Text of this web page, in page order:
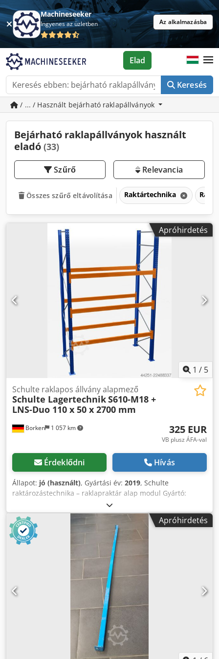
Machineseeker
Ingyenes az üzletben Az alkalmazásba
Keresés
Elad
/ ... / Használt bejárható raklapállványok
Bejárható raklapállványok használt
eladó (33)
Szűrő Relevancia
Összes szűrő eltávolítása Raktártechnika
Apróhirdetés
1 / 5
Borken 1 057 km
Schulte raklapos állvány alapmező
Schulte LagertechnikS610-M18 +
LNS-Duo 110 x 50 x 2700 mm
325 EUR
VB plusz ÁFA-val
Érdeklődni Hívás
Állapot: jó (használt), Gyártási év: 2019, Schulte
raktározástechnika – raklapraktár alap modul Gyártó:
Schulte raktározástechnika Raktár típusa: Alapraktár
Osztálytípus: S610-M18 Teljes hossz: 2700 mm Raktár
magassága: 4500 mm Raktár mélysége: 1100 mm
Használható szélesség: 2700 mm Oszlop típusa: LNS-Duo
110 x 50 x 2700 mm Tárolási szintszám: 4 (a padlólemezt is
beleértve) Modulok száma: 3 Max. polcterhelés: 2580 kg
Max. modulterhelés: 8200 kg Raktérhelyek: 12 Szállítási
terjedelem: 02 x Schulte raklapraktár oszlop, 4500 x 1100
mm, kék 06 x Schulte raklapraktár keresztmerevítő, 2700 x
110 x 50 mm, 2580 kg, narancssárga, rögzítőcsavarokkal
együtt Ön megbízható partnere a biztonságos
raktárlogisztikában: szerelés, szétszerelés és
raktárfelülvizsgálat Egy hatékony raktár vállalkozása
sikerének alapja. Gondoskodunk arról, hogy
raktárrendszerei szakszerűen legyenek felállítva, és
Apróhirdetés